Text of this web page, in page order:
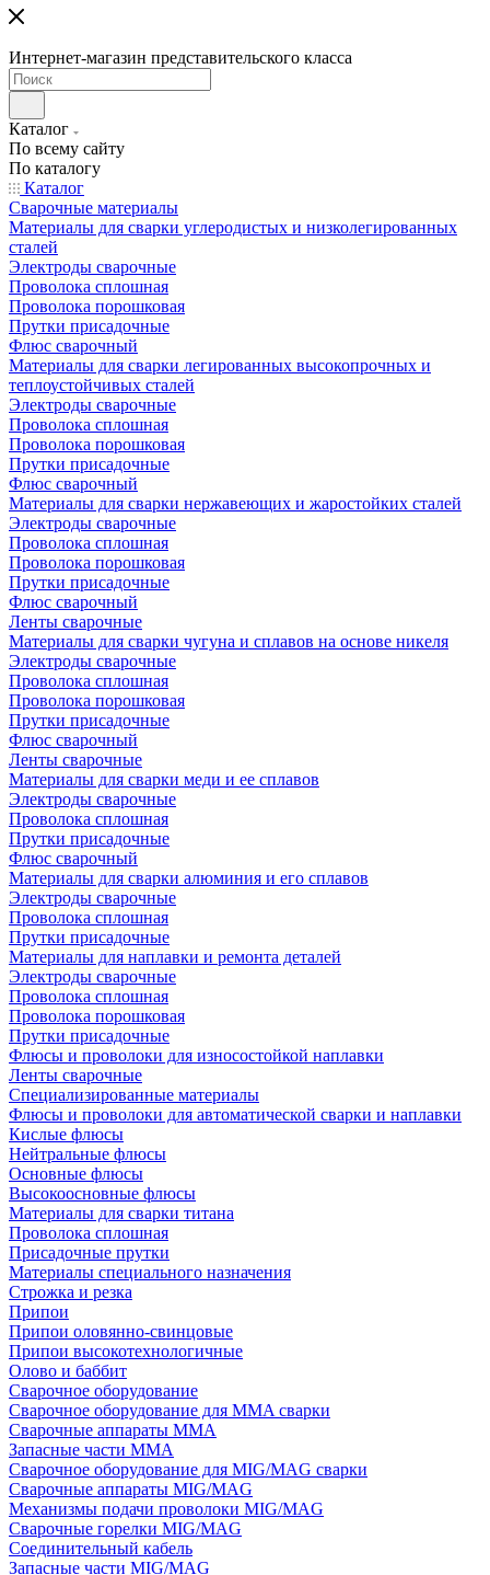
Интернет-магазин представительского класса
Каталог
По всему сайту
По каталогу
Каталог
Сварочные материалы
Материалы для сварки углеродистых и низколегированных
сталей
Электроды сварочные
Проволока сплошная
Проволока порошковая
Прутки присадочные
Флюс сварочный
Материалы для сварки легированных высокопрочных и
теплоустойчивых сталей
Электроды сварочные
Проволока сплошная
Проволока порошковая
Прутки присадочные
Флюс сварочный
Материалы для сварки нержавеющих и жаростойких сталей
Электроды сварочные
Проволока сплошная
Проволока порошковая
Прутки присадочные
Флюс сварочный
Ленты сварочные
Материалы для сварки чугуна и сплавов на основе никеля
Электроды сварочные
Проволока сплошная
Проволока порошковая
Прутки присадочные
Флюс сварочный
Ленты сварочные
Материалы для сварки меди и ее сплавов
Электроды сварочные
Проволока сплошная
Прутки присадочные
Флюс сварочный
Материалы для сварки алюминия и его сплавов
Электроды сварочные
Проволока сплошная
Прутки присадочные
Материалы для наплавки и ремонта деталей
Электроды сварочные
Проволока сплошная
Проволока порошковая
Прутки присадочные
Флюсы и проволоки для износостойкой наплавки
Ленты сварочные
Специализированные материалы
Флюсы и проволоки для автоматической сварки и наплавки
Кислые флюсы
Нейтральные флюсы
Основные флюсы
Высокоосновные флюсы
Материалы для сварки титана
Проволока сплошная
Присадочные прутки
Материалы специального назначения
Строжка и резка
Припои
Припои оловянно-свинцовые
Припои высокотехнологичные
Олово и баббит
Сварочное оборудование
Сварочное оборудование для MMA сварки
Сварочные аппараты MMA
Запасные части MMA
Сварочное оборудование для MIG/MAG сварки
Сварочные аппараты MIG/MAG
Механизмы подачи проволоки MIG/MAG
Сварочные горелки MIG/MAG
Соединительный кабель
Запасные части MIG/MAG